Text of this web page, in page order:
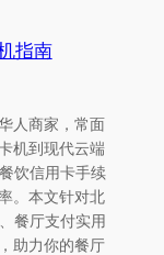
指南
人商家，常面
机到现代云端
饮信用卡手续
。本文针对北
餐厅支付实用
助力你的餐厅